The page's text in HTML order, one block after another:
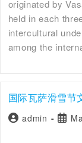
originated by
held in each
intercultural
among the
国际瓦萨滑雪节
admin